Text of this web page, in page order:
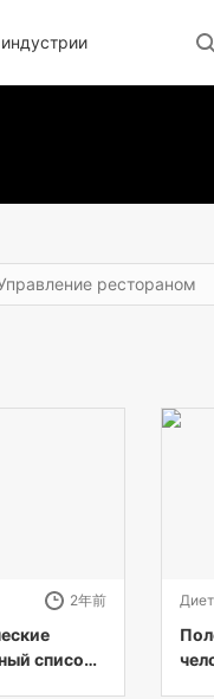
рестораном
2年前
список